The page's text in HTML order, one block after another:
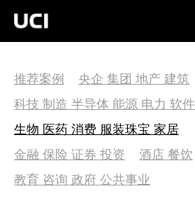
推荐案例
央企 集团 地产 建筑
科技 制造 半导体 能源 电力 软件
生物 医药 消费 服装珠宝 家居
金融 保险 证券 投资
酒店 餐饮
教育 咨询 政府 公共事业